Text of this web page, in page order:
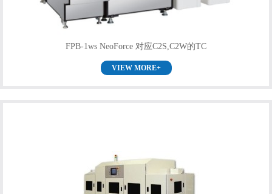
FPB-1ws NeoForce 对应C2S,C2W的TC
VIEW MORE+